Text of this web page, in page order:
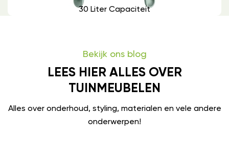
30 Liter Capaciteit
Bekijk ons blog
LEES HIER ALLES OVER
TUINMEUBELEN
Alles over onderhoud, styling, materialen en vele andere
onderwerpen!